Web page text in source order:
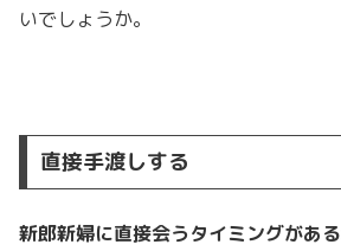
いでしょうか。
直接手渡しする
新郎新婦に直接会うタイミングがあ